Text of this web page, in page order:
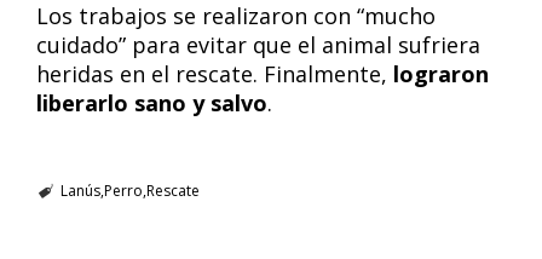
Los trabajos se realizaron con “mucho
cuidado” para evitar que el animal sufriera
heridas en el rescate. Finalmente, lograron
liberarlo sano y salvo.
LanúsPerro Rescate